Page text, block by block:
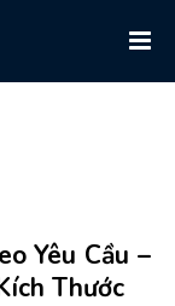
Yêu Cầu –
Thước